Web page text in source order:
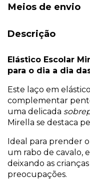
Meios de envio
Descrição
Elástico Escolar
para o dia a dia
Este laço em
complementar
uma delicada
Mirella se destaca
Ideal para prender
um rabo de cavalo,
deixando as
preocupações.